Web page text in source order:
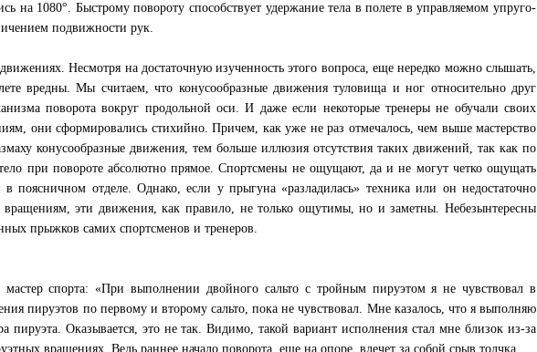
на 1080°. Быстрому повороту способствует удержание тела в полете в управляемом упруго-
подвижности рук.
Несмотря на достаточную изученность этого вопроса, еще нередко можно слышать,
вредны. Мы считаем, что конусообразные движения туловища и ног относительно друг
поворота вокруг продольной оси. И даже если некоторые тренеры не обучали своих
они сформировались стихийно. Причем, как уже не раз отмечалось, чем выше мастерство
конусообразные движения, тем больше иллюзия отсутствия таких движений, так как по
при повороте абсолютно прямое. Спортсмены не ощущают, да и не могут четко ощущать
в поясничном отделе. Однако, если у прыгуна «разладилась» техника или он недостаточно
вращениям, эти движения, как правило, не только ощутимы, но и заметны. Небезынтересны
прыжков самих спортсменов и тренеров.
спорта: «При выполнении двойного сальто с тройным пируэтом я не чувствовал в
пируэтов по первому и второму сальто, пока не чувствовал. Мне казалось, что я выполняю
пируэта. Оказывается, это не так. Видимо, такой вариант исполнения стал мне близок из-за
вращениях. Ведь раннее начало поворота, еще на опоре, влечет за собой срыв толчка.